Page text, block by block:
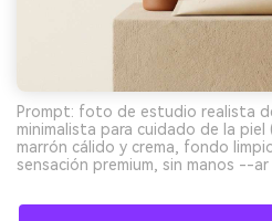
Prompt: foto de estudio realista
minimalista para cuidado de la
marrón cálido y crema, fondo
sensación premium, sin manos --ar